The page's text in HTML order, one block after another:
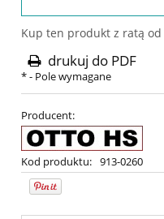
Kup ten produkt z ratą od
drukuj do PDF
*- Pole wymagane
Producent:
Kod produktu: 913-0260